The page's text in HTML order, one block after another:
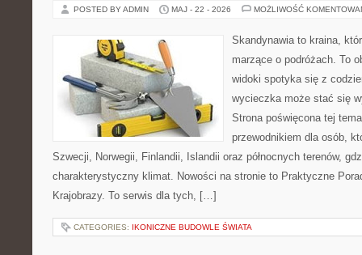
POSTED BY ADMIN MAJ - 22 - 2026 MOŻLIWOŚĆ
Skandynawia to kraina,
marzące o podróżach. To
widoki spotyka się z
wycieczka może stać się
Strona poświęcona tej
przewodnikiem dla osób,
Szwecji, Norwegii, Finlandii, Islandii oraz północnych terenów,
charakterystyczny klimat. Nowości na stronie to Praktyczne
Krajobrazy. To serwis dla tych, […]
CATEGORIES: IKONICZNE BUDOWLE ŚWIATA